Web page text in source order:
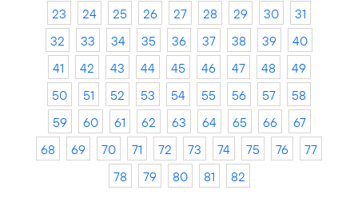
23
24 25 26 27 28 29 30
31
32
33 34 35 36 37 38 39
40
41
42 43 44 45 46 47 48
49
50
51 52 53 54 55 56 57
58
59
60 61 62 63 64 65 66
67
68
69 70 71 72 73 74 75 76
77
78
79 80 81 82